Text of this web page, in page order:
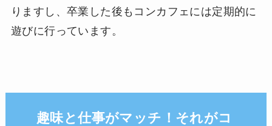
りますし、卒業した後もコンカフェには定期的に
遊びに行っています。
趣味と仕事がマッチ！それがコ